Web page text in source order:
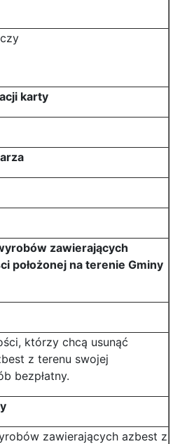
karty
zawierających
położonej na terenie Gminy
którzy chcą usunąć
z terenu swojej
bezpłatny.
zawierających azbest z